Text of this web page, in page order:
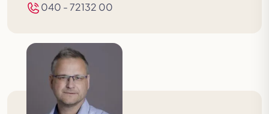
040 - 72132 00